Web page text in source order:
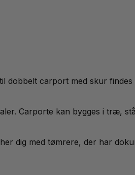
dobbelt carport med skur findes
Carporte kan bygges i træ,
dig med tømrere, der har